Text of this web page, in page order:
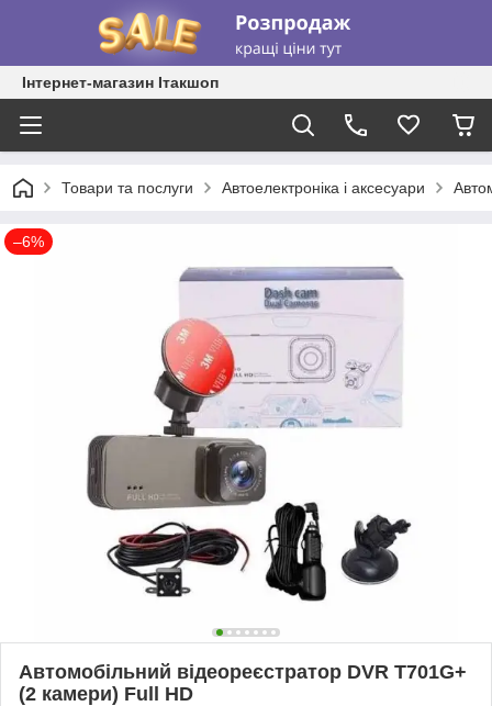
Інтернет-магазин Ітакшоп
Товари та послуги Автоелектроніка і аксесуари
–6%
Автомобільний відеореєстратор DVR T701G+
(2 камери) Full HD